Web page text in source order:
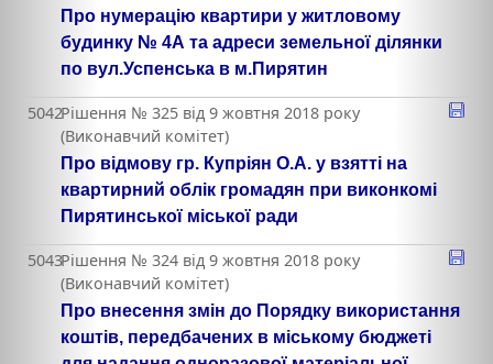
Про нумерацію квартири у житловому
будинку № 4А та адреси земельної ділянки
по вул.Успенська в м.Пирятин
5042Рішення № 325 від 9 жовтня 2018 року
(Виконавчий комітет)
Про відмову гр. Купріян О.А. у взятті на
квартирний облік громадян при виконкомі
Пирятинської міської ради
5043Рішення № 324 від 9 жовтня 2018 року
(Виконавчий комітет)
Про внесення змін до Порядку використання
коштів, передбачених в міському бюджеті